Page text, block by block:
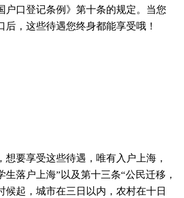
户口登记条例》第十条的规定。当您
后，这些待遇您终身都能享受哦！
想要享受这些待遇，唯有入户上海，
生落户上海”以及第十三条“公民迁移，
候起，城市在三日以内，农村在十日